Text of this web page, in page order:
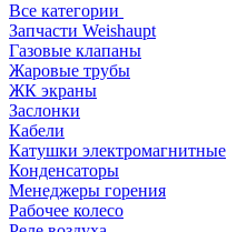
Все категории
Запчасти Weishaupt
Газовые клапаны
Жаровые трубы
ЖК экраны
Заслонки
Кабели
Катушки электромагнитные
Конденсаторы
Менеджеры горения
Рабочее колесо